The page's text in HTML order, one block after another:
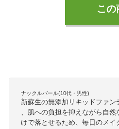
こ
ナックルバール(10代・男性)
新蘇生の無添加リキッドファ
、肌への負担を抑えながら自
けで落とせるため、毎日のメ